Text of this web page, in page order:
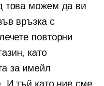
това можем да ви
връзка с
повторни
като
за имейл
И тъй като ние сме